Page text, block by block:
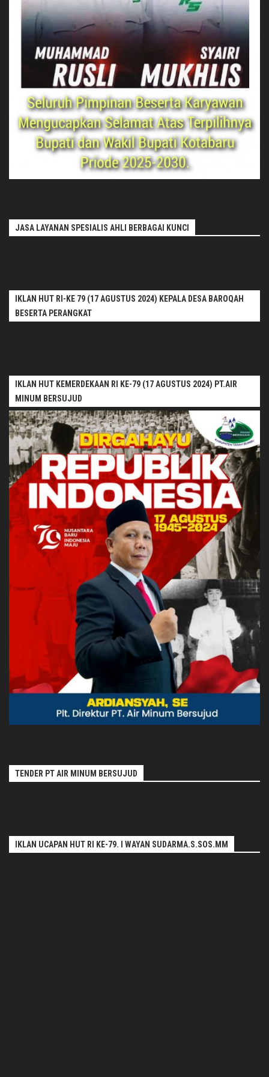
JASA LAYANAN SPESIALIS AHLI BERBAGAI KUNCI
IKLAN HUT RI-KE 79 (17 AGUSTUS 2024) KEPALA DESA BAROQAH
BESERTA PERANGKAT
IKLAN HUT KEMERDEKAAN RI KE-79 (17 AGUSTUS 2024) PT.AIR
MINUM BERSUJUD
TENDER PT AIR MINUM BERSUJUD
IKLAN UCAPAN HUT RI KE-79. I WAYAN SUDARMA.S.SOS.MM